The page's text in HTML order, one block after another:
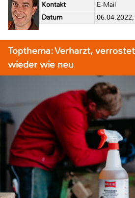
Kontakt
E-Mail
Datum
Topthema: Verharzt,
wieder wie neu